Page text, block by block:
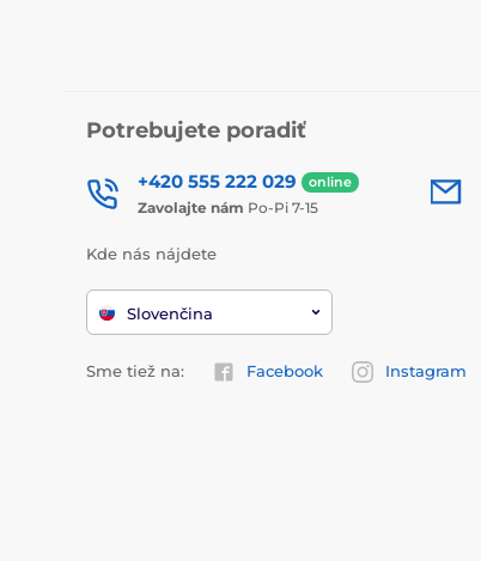
Potrebujete poradiť
+420 555 222 029 online
Zavolajte nám Po-Pi 7-15
Kde nás nájdete
Slovenčina
Sme tiež na: Facebook Instagram